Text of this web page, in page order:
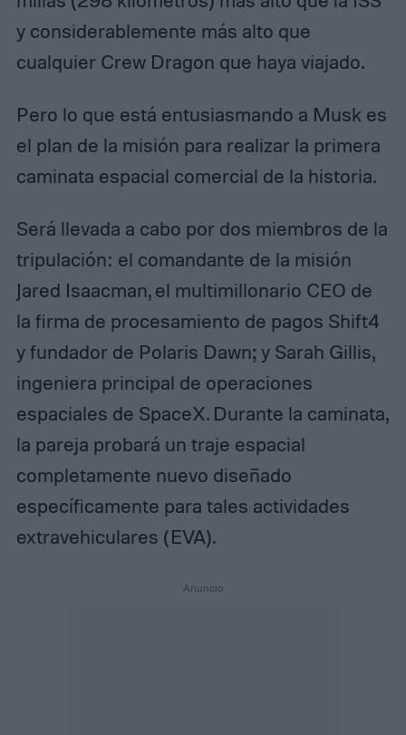
y considerablemente más alto que
cualquier Crew Dragon que haya viajado.
Pero lo que está entusiasmando a Musk es
el plan de la misión para realizar la primera
caminata espacial comercial de la historia.
Será llevada a cabo por dos miembros de la
tripulación: el comandante de la misión
Jared Isaacman, el multimillonario CEO de
la firma de procesamiento de pagos Shift4
y fundador de Polaris Dawn; y Sarah Gillis,
ingeniera principal de operaciones
espaciales de SpaceX. Durante la caminata,
la pareja probará un traje espacial
completamente nuevo diseñado
específicamente para tales actividades
extravehiculares (EVA).